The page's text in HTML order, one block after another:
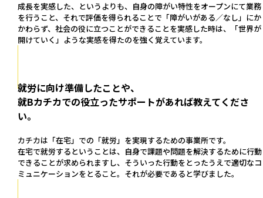
成長を実感した、というよりも、自身の障がい特性をオープンにて業務
を行うこと、それで評価を得られることで「障がいがある／なし」にか
かわらず、社会の役に立つことができることを実感した時は、「世界が
開けていく」ような実感を得たのを強く覚えています。
就労に向け準備したことや、
就Bカチカでの役立ったサポートがあれば教えてくださ
い。
カチカは「在宅」での「就労」を実現するための事業所です。
在宅で就労するということは、自身で課題や問題を解決するために行動
できることが求められますし、そういった行動をとったうえで適切なコ
ミュニケーションをとること。それが必要であると学びました。